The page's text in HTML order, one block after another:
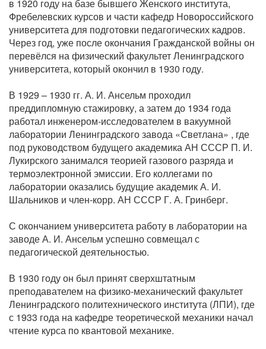
в 1920 году на базе бывшего Женского института,
Фребелевских курсов и части кафедр Новороссийского
университета для подготовки педагогических кадров.
Через год, уже после окончания Гражданской войны он
перевёлся на физический факультет Ленинградского
университета, который окончил в 1930 году.
В 1929 – 1930 гг. А. И. Ансельм проходил
преддипломную стажировку, а затем до 1934 года
работал инженером-исследователем в вакуумной
лаборатории Ленинградского завода «Светлана» , где
под руководством будущего академика АН СССР П. И.
Лукирского занимался теорией газового разряда и
термоэлектронной эмиссии. Его коллегами по
лаборатории оказались будущие академик А. И.
Шальников и член-корр. АН СССР Г. А. Гринберг.
С окончанием университета работу в лаборатории на
заводе А. И. Ансельм успешно совмещал с
педагогической деятельностью.
В 1930 году он был принят сверхштатным
преподавателем на физико-механический факультет
Ленинградского политехнического института (ЛПИ), где
с 1933 года на кафедре теоретической механики начал
чтение курса по квантовой механике.